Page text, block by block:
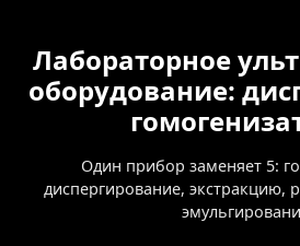
Лабораторное
оборудование:
Один прибор заменяет 5:
диспергирование, экстракцию,